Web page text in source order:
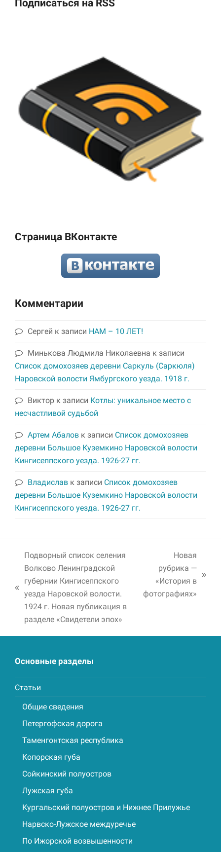
Подписаться на RSS
Страница ВКонтакте
Комментарии
Сергей к записи НАМ – 10 ЛЕТ!
Минькова Людмила Николаевна к записи
Список домохозяев деревни Саркуль (Саркюля)
Наровской волости Ямбургского уезда. 1918 г.
Виктор к записи Котлы: уникальное место с
несчастливой судьбой
Артем Абалов к записи Список домохозяев
деревни Большое Куземкино Наровской волости
Кингисеппского уезда. 1926-27 гг.
Владислав к записи Список домохозяев
деревни Большое Куземкино Наровской волости
Кингисеппского уезда. 1926-27 гг.
previous
post:
Подворный список селения
Волково Ленинградской
губернии Кингисеппского
уезда Наровской волости.
1924 г. Новая публикация в
разделе «Свидетели эпох»
next
post:
Новая
рубрика —
«История в
фотографиях»
Основные разделы
Статьи
Общие сведения
Петергофская дорога
Таменгонтская республика
Копорская губа
Сойкинский полуостров
Лужская губа
Кургальский полуостров и Нижнее Прилужье
Нарвско-Лужское междуречье
По Ижорской возвышенности